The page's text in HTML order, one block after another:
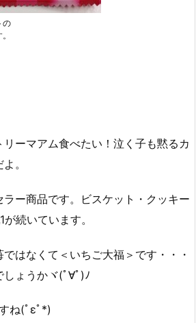
の
ーマアム食べたい！泣く子も黙るカ
。
ラー商品です。ビスケット・クッキー
続いています。
はなくて＜いちご大福＞です・・・
しょうかヾ(ﾟ∀ﾟ)ﾉ
ね(ﾟεﾟ*)